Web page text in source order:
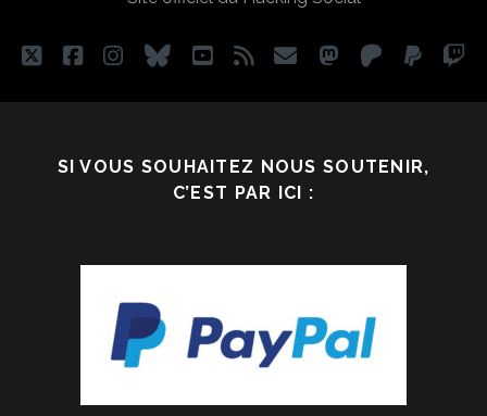
twitterfacebook
instagram
blueskyyoutube
rss emailmastodon
patreon
SI VOUS SOUHAITEZ NOUS SOUTENIR,
C’EST PAR ICI :